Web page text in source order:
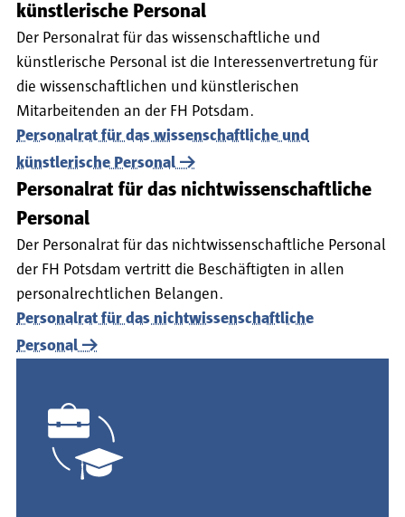
künstlerische Personal
Der Personalrat für das wissenschaftliche und
künstlerische Personal ist die Interessenvertretung für
die wissenschaftlichen und künstlerischen
Mitarbeitenden an der FH Potsdam.
Personalrat für das wissenschaftliche und
künstlerische Personal
Personalrat für das nichtwissenschaftliche
Personal
Der Personalrat für das nichtwissenschaftliche Personal
der FH Potsdam vertritt die Beschäftigten in allen
personalrechtlichen Belangen.
Personalrat für das nichtwissenschaftliche
Personal